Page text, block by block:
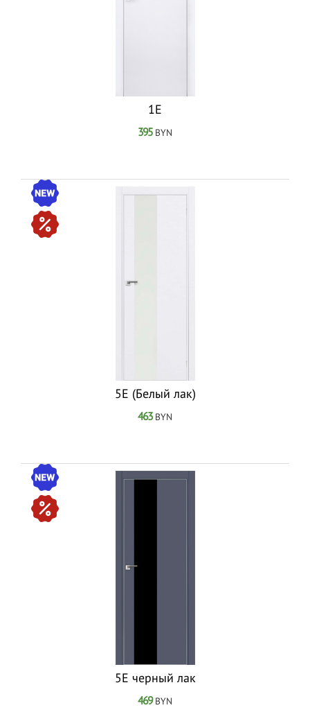
1Е
395BYN
5Е (Белый лак)
463BYN
5Е черный лак
469BYN